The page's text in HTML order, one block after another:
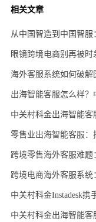
相关文章
零售业出海智能客服：